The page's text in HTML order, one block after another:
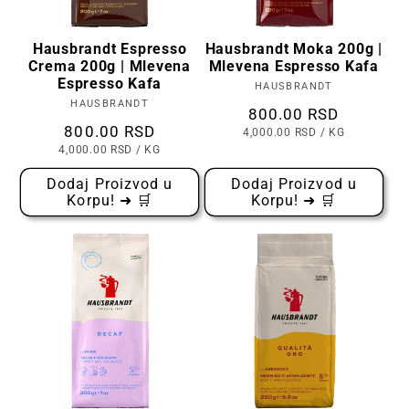
n
v
i
vakuumiranim kesama koje čuvaju svežinu i
aromu. Ova kafa namenjena je ljubiteljima
vrhunskog uživanja, onima koji cene tradiciju,
kvalitet i bogatstvo ukusa.
Prednosti i vrste mlevene espresso kafe
Bogata aroma i pun ukus u svakoj šoljici!
Mlevena espresso kafa od arabike i
robuste u različitim kombinacijama!
Vakuum pakovanja za očuvanje svežine i
kvaliteta!
Pogodna za domaćinstva, kancelarije,
restorane i hotele!
Blagi, srednje jaki i intenzivni blendovi za
sve ukuse!
Hausbrandt Espresso
Crema 200g | Mlevena
Espresso Kafa
Prodavac:
HAUSBRANDT
Cena
800.00 RSD
CENA
KOMADU
4,000.00 RSD / PO
KG
Dodaj Proizvod u
Korpu! ➜ 🛒
Hausbrandt Moka 200g |
Mlevena Espresso Kafa
Prodavac:
HAUSBRANDT
Cena
800.00 RSD
CENA
4,000.00 RSD / PO
KG
Dodaj Proizvod u
Korpu! ➜ 🛒